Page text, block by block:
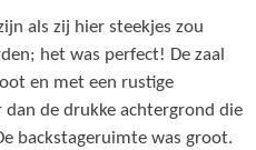
als zij hier steekjes zou
het was perfect! De zaal
en met een rustige
de drukke achtergrond die
backstageruimte was groot.